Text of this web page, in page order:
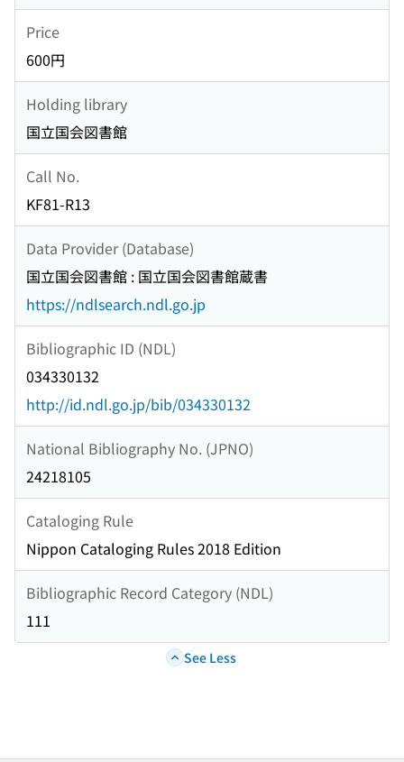
Price
600円
Holding library
国立国会図書館
Call No.
KF81-R13
Data Provider (Database)
国立国会図書館 : 国立国会図書館蔵書
https://ndlsearch.ndl.go.jp
Bibliographic ID (NDL)
034330132
http://id.ndl.go.jp/bib/034330132
National Bibliography No. (JPNO)
24218105
Cataloging Rule
Nippon Cataloging Rules 2018 Edition
Bibliographic Record Category (NDL)
111
See Less